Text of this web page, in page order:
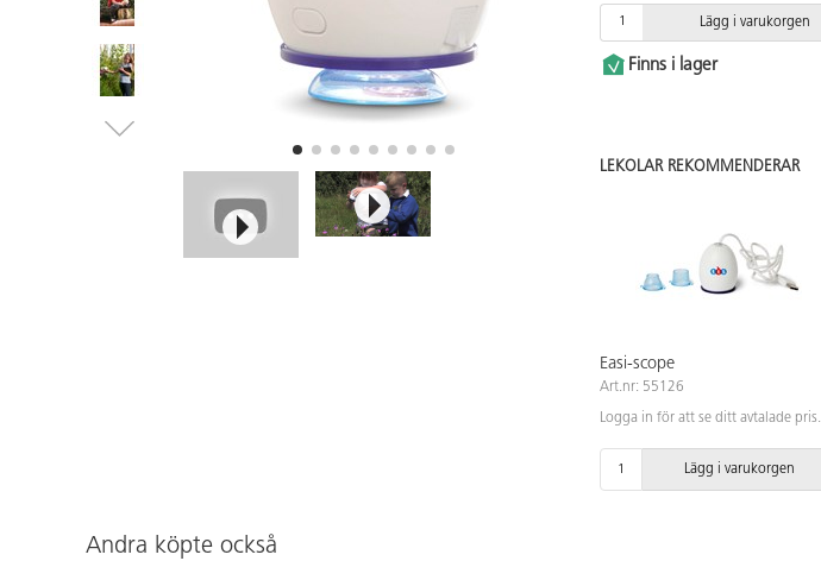
Lägg i varukorgen
Finns i lager
LEKOLAR REKOMMENDERAR
Easi-scope
Art.nr: 55126
Logga in för att se ditt avtalade pris.
Lägg i varukorgen
Andra köpte också